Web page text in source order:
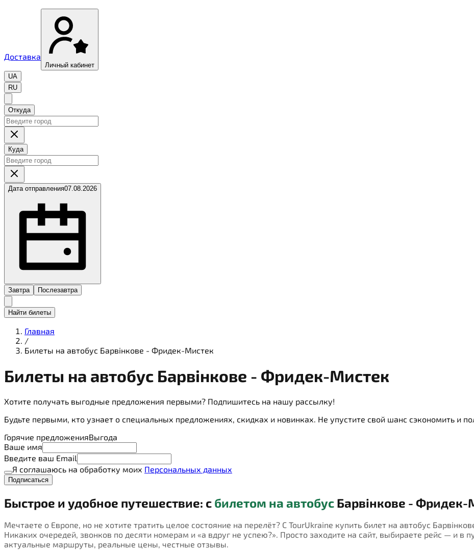
Доставка
Личный кабинет
UA
RU
Откуда
Куда
Дата отправления07.08.2026
Завтра Послезавтра
Найти билеты
Главная
/
Билеты на автобус Барвінкове - Фридек-Мистек
Билеты на автобус Барвінкове - Фридек-Мистек
Хотите получать выгодные предложения первыми? Подпишитесь на нашу рассылку!
Будьте первыми, кто узнает о специальных предложениях, скидках и новинках. Не упустите свой шанс сэкономить и
Горячие предложенияВыгода
Ваше имя
Введите ваш Email
Я соглашаюсь на обработку моих Персональных данных
Подписаться
Быстрое и удобное путешествие: с билетом на автобус Барвінкове - Фридек-
Мечтаете о Европе, но не хотите тратить целое состояние на перелёт? С TourUkraine купить билет на автобус
Никаких очередей, звонков по десяти номерам и «а вдруг не успею?». Просто заходите на сайт, выбираете рейс — и в
актуальные маршруты, реальные цены, честные отзывы.